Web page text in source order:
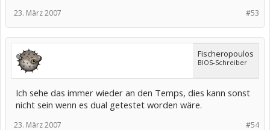
#53
23. März 2007
Fischeropoulos
BIOS-Schreiber
Ich sehe das immer wieder an den Temps, dies kann sonst
nicht sein wenn es dual getestet worden wäre.
#54
23. März 2007